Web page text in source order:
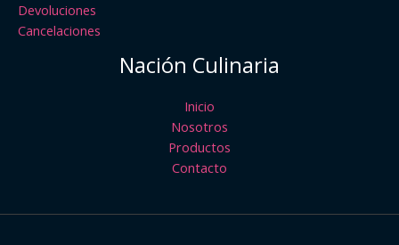
Devoluciones
Cancelaciones
Nación Culinaria
Inicio
Nosotros
Productos
Contacto